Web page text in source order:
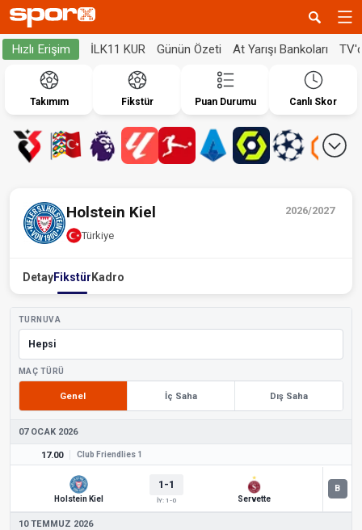
Hızlı Erişim İLK11 KUR Günün Özeti At Yarışı Bankoları
Takımım Fikstür Puan Durumu Canlı Skor
2026/2027
Holstein Kiel
Türkiye
DetayFikstür Kadro
TURNUVA
MAÇ TÜRÜ
Genel İç Saha Dış Saha
07 OCAK 2026
17.00 Club Friendlies 1
Holstein Kiel
1-1
İY: 1-0 Servette
10 TEMMUZ 2026